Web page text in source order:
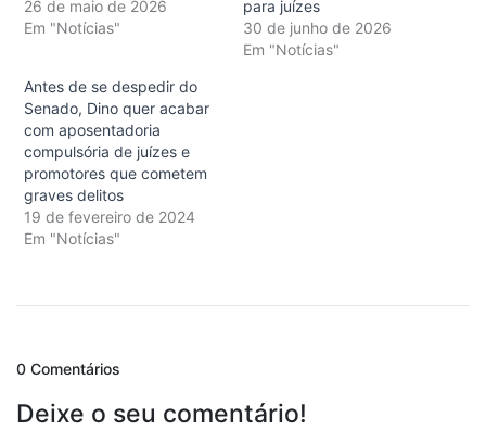
26 de maio de 2026
Em "Notícias"
para juízes
30 de junho de 2026
Em "Notícias"
Antes de se despedir do
Senado, Dino quer acabar
com aposentadoria
compulsória de juízes e
promotores que cometem
graves delitos
19 de fevereiro de 2024
Em "Notícias"
0 Comentários
Deixe o seu comentário!